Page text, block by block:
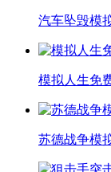
汽车坠毁模
模拟人生免
苏德战争模